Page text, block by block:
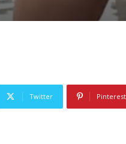
Twitter Pinterest